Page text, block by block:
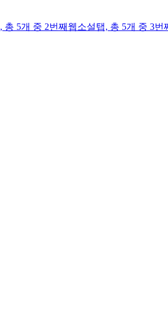
총 5개 중 2번째 웹소설탭, 총 5개 중 3번